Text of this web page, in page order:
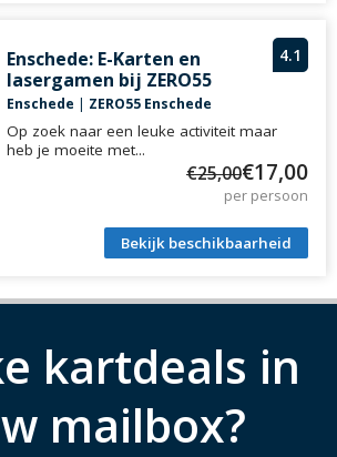
4.1
Enschede: E-Karten en
lasergamen bij ZERO55
Enschede | ZERO55 Enschede
Op zoek naar een leuke activiteit maar
heb je moeite met...
€25,00€17,00
per persoon
Bekijk beschikbaarheid
kartdeals in
mailbox?